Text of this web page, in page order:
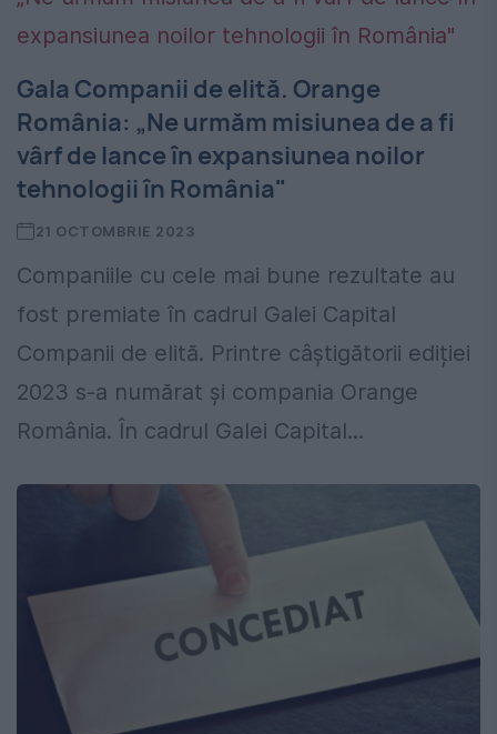
Gala Companii de elită. Orange
România: „Ne urmăm misiunea de a fi
vârf de lance în expansiunea noilor
tehnologii în România"
21 OCTOMBRIE 2023
Companiile cu cele mai bune rezultate au
fost premiate în cadrul Galei Capital
Companii de elită. Printre câștigătorii ediției
2023 s-a numărat și compania Orange
România. În cadrul Galei Capital...